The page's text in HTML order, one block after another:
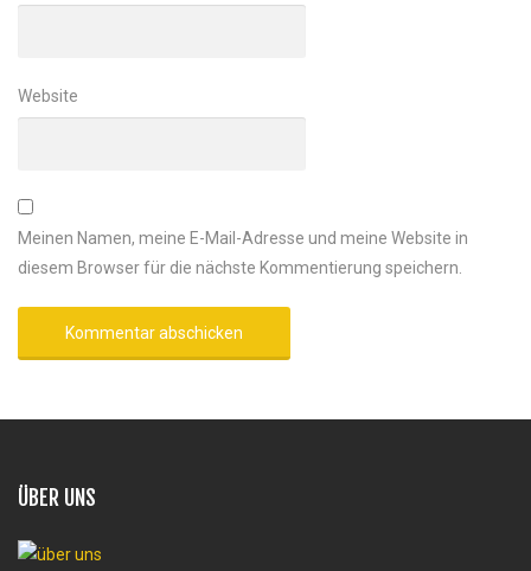
Website
Meinen Namen, meine E-Mail-Adresse und meine Website in
diesem Browser für die nächste Kommentierung speichern.
ÜBER UNS